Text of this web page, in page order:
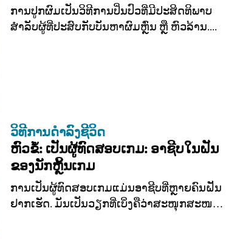
ການປູກຜົມເປັນວິທີການປິ່ນປົວທີ່ມີປະສິດທິພາບ
ສຳລັບຜູ້ທີ່ປະສົບກັບບັນຫາຜົມຫຼົ່ນ ຫຼື ຫົວລ້ານ....
ວິທີການດຳລົງຊີວິດ
ຫົວຂໍ້: ເປັນຜູ້ທົດສອບເກມ: ອາຊີບໃນຝັນ
ຂອງນັກຫຼິ້ນເກມ
ການເປັນຜູ້ທົດສອບເກມແມ່ນອາຊີບທີ່ຫຼາຍຄົນຝັນ
ຢາກເຮັດ. ມັນເປັນວຽກທີ່ເບິ່ງຄືວ່າສະໜຸກສະໜານ